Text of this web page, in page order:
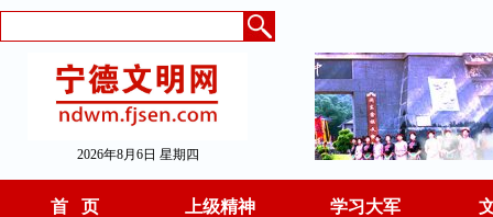
2026年8月6日 星期四
首 页 上级精神
学习大军